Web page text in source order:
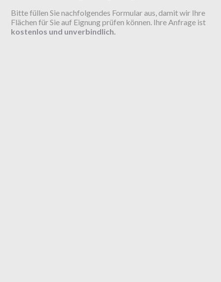
Bitte füllen Sie nachfolgendes Formular aus, damit wir Ihre
Flächen für Sie auf Eignung prüfen können. Ihre Anfrage ist
kostenlos und unverbindlich.